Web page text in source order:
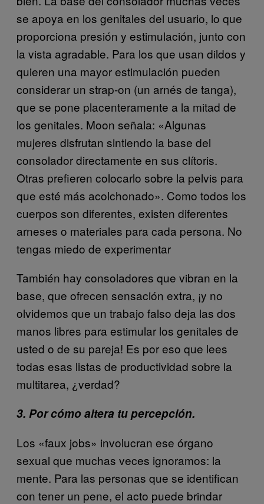
se apoya en los genitales del usuario, lo que
proporciona presión y estimulación, junto con
la vista agradable. Para los que usan dildos y
quieren una mayor estimulación pueden
considerar un strap-on (un arnés de tanga),
que se pone placenteramente a la mitad de
los genitales. Moon señala: «Algunas
mujeres disfrutan sintiendo la base del
consolador directamente en sus clítoris.
Otras prefieren colocarlo sobre la pelvis para
que esté más acolchonado». Como todos los
cuerpos son diferentes, existen diferentes
arneses o materiales para cada persona. No
tengas miedo de experimentar
También hay consoladores que vibran en la
base, que ofrecen sensación extra, ¡y no
olvidemos que un trabajo falso deja las dos
manos libres para estimular los genitales de
usted o de su pareja! Es por eso que lees
todas esas listas de productividad sobre la
multitarea, ¿verdad?
3. Por cómo altera tu percepción.
Los «faux jobs» involucran ese órgano
sexual que muchas veces ignoramos: la
mente. Para las personas que se identifican
con tener un pene, el acto puede brindar